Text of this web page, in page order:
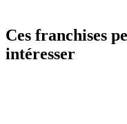
Ces franchises
intéresser